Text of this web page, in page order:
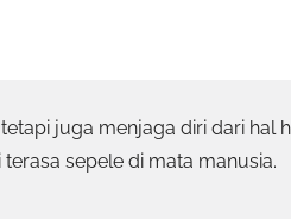
juga menjaga diri dari hal
sepele di mata manusia.